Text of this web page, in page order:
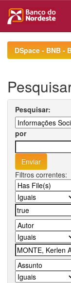
navigationDSpace - BNB -
Pesquisar:
por
Filtros correntes: